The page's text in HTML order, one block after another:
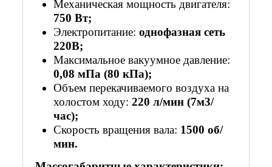
Механическая мощность двигателя:
750 Вт;
Электропитание:однофазная сеть
220В;
Максимальное вакуумное давление:
0,08 мПа (80 кПа);
Объем перекачиваемого воздуха на
холостом ходу:220 л/мин (7м3/
час);
Скорость вращения вала: 1500 об/
мин.